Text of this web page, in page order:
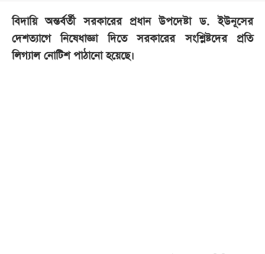
সব
বিভাগ
বিদায়ি অন্তর্বর্তী সরকারের প্রধান উপদেষ্টা ড. ইউনূসের
দেশত্যাগে নিষেধাজ্ঞা দিতে সরকারের সংশ্লিষ্টদের প্রতি
লিগ্যাল নোটিশ পাঠানো হয়েছে।